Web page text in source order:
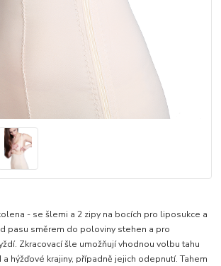
- se šlemi a 2 zipy na bocích pro liposukce a
pasu směrem do poloviny stehen a pro
Zkracovací šle umožňují vhodnou volbu tahu
a hýžďové krajiny, případně jejich odepnutí. Tahem